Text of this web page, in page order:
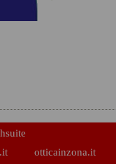
otticainzona.it